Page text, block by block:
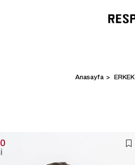
Anasayfa ERKEK